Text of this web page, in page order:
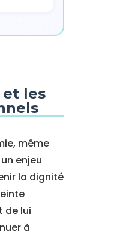
les
même
enjeu
la dignité
de lui
à